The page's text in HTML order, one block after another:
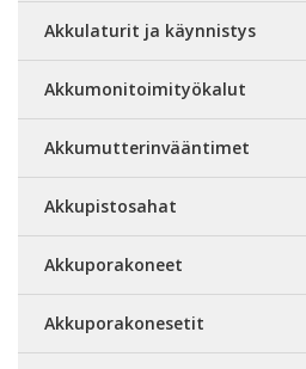
Akkulaturit ja käynnistys
Akkumonitoimityökalut
Akkumutterinvääntimet
Akkupistosahat
Akkuporakoneet
Akkuporakonesetit